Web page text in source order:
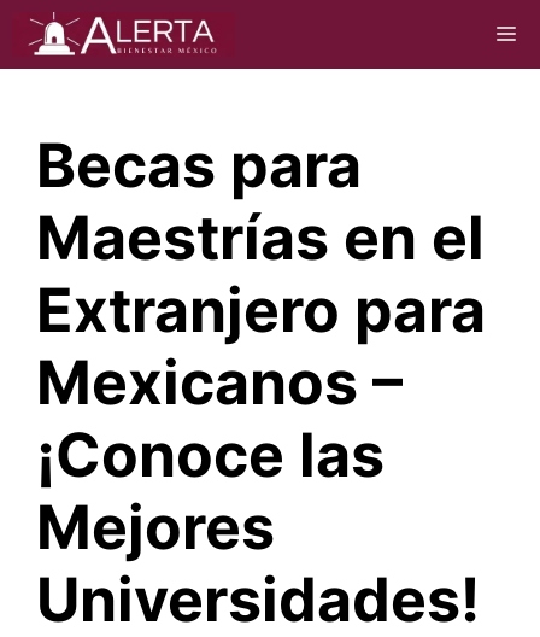
Saltar
contenido
Becas para
Maestrías en el
Extranjero para
Mexicanos –
¡Conoce las
Mejores
Universidades!